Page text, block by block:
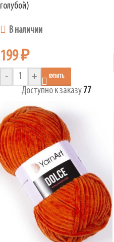
голубой)
В наличии
199₽
- + КУПИТЬ
Доступно к заказу 77